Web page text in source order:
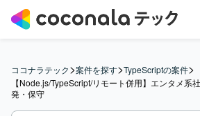
ココナラテック>案件を探す>TypeScriptの案件>
【Node.js/TypeScript/リモート併用】エンタメ系
発・保守